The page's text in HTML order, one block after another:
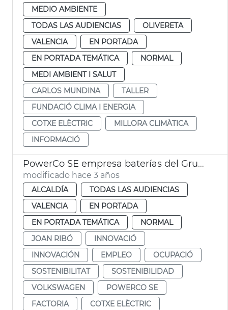
MEDIO AMBIENTE
TODAS LAS AUDIENCIAS
OLIVERETA
VALENCIA
EN PORTADA
EN PORTADA TEMÁTICA
NORMAL
MEDI AMBIENT I SALUT
CARLOS MUNDINA
TALLER
FUNDACIÓ CLIMA I ENERGIA
COTXE ELÈCTRIC
MILLORA CLIMÀTICA
INFORMACIÓ
PowerCo SE empresa baterías del Grupo Volkswagen
modificado hace 3 años
ALCALDÍA
TODAS LAS AUDIENCIAS
VALENCIA
EN PORTADA
EN PORTADA TEMÁTICA
NORMAL
JOAN RIBÓ
INNOVACIÓ
INNOVACIÓN
EMPLEO
OCUPACIÓ
SOSTENIBILITAT
SOSTENIBILIDAD
VOLKSWAGEN
POWERCO SE
FACTORIA
COTXE ELÈCTRIC